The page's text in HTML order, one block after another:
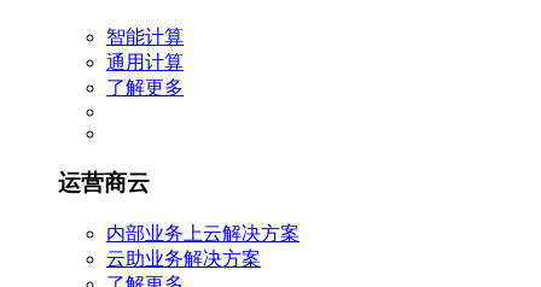
智能计算
通用计算
了解更多
运营商云
内部业务上云解决方案
云助业务解决方案